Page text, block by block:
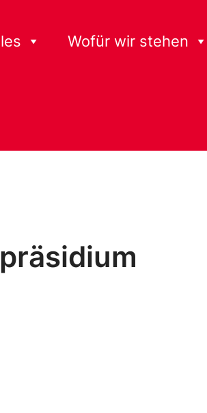
Wofür wir stehen